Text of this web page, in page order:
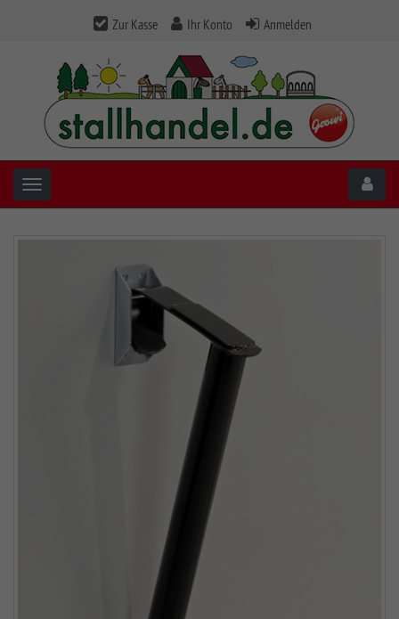
Zur Kasse Ihr Konto Anmelden
Toggle navigation